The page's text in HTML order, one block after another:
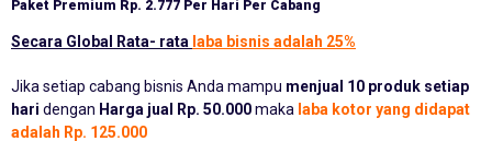
Paket Premium Rp. 2.777 Per Hari Per Cabang
Secara Global Rata- rata laba bisnis adalah 25%
Jika setiap cabang bisnis Anda mampu menjual 10 produk setiap
hari dengan Harga jual Rp. 50.000maka laba kotor yang didapat
adalah Rp. 125.000